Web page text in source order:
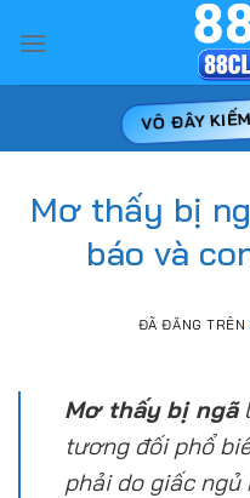
đến
VÔ ĐÂY
Mơ thấy bị
báo và
ĐÃ ĐĂNG TRÊN
Mơ thấy bị ngã
tương đối phổ
phải do giấc ngủ